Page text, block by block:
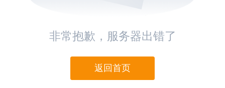
非常抱歉，服务器出错了
返回首页